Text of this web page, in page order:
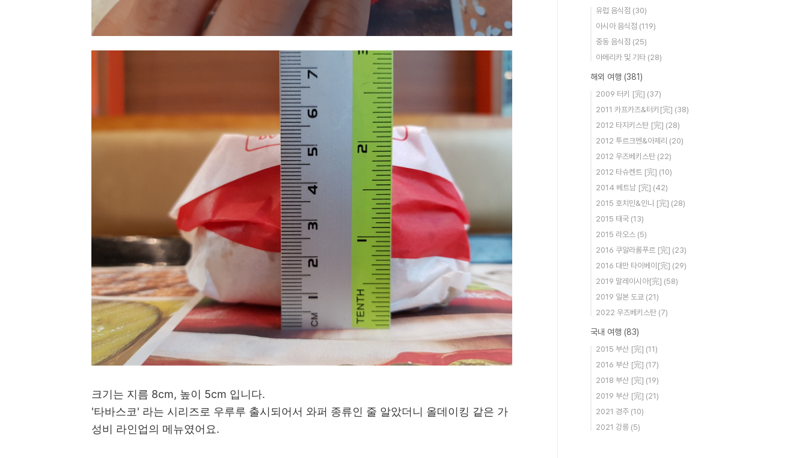
크기는 지름 8cm, 높이 5cm 입니다.
'타바스코' 라는 시리즈로 우루루 출시되어서 와퍼 종류인 줄 알았더니 올데이킹 같은 가
성비 라인업의 메뉴였어요.
유럽 음식점 (30)
아시아 음식점 (119)
중동 음식점 (25)
아메리카 및 기타 (28)
해외 여행 (381)
2009 터키 [完] (37)
2011 카프카즈&터키[完] (38)
2012 타지키스탄 [完] (28)
2012 투르크멘&아제리 (20)
2012 우즈베키스탄 (22)
2012 타슈켄트 [完] (10)
2014 베트남 [完] (42)
2015 호치민&인니 [完] (28)
2015 태국 (13)
2015 라오스 (5)
2016 쿠알라룸푸르 [完] (23)
2016 대만 타이베이[完] (29)
2019 말레이시아[完] (58)
2019 일본 도쿄 (21)
2022 우즈베키스탄 (7)
국내 여행 (83)
2015 부산 [完] (11)
2016 부산 [完] (17)
2018 부산 [完] (19)
2019 부산 [完] (21)
2021 경주 (10)
2021 강릉 (5)